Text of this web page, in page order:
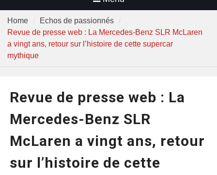
Home
Echos de passionnés
Revue de presse web : La Mercedes-Benz SLR McLaren
a vingt ans, retour sur l’histoire de cette supercar
mythique
Revue de presse web : La
Mercedes-Benz SLR
McLaren a vingt ans, retour
sur l’histoire de cette